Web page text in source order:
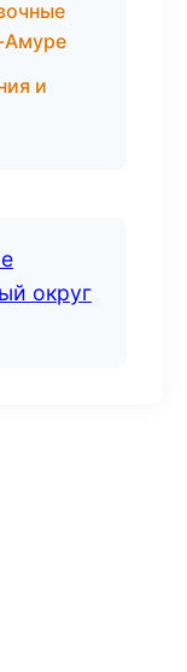
Амуре
и
округ